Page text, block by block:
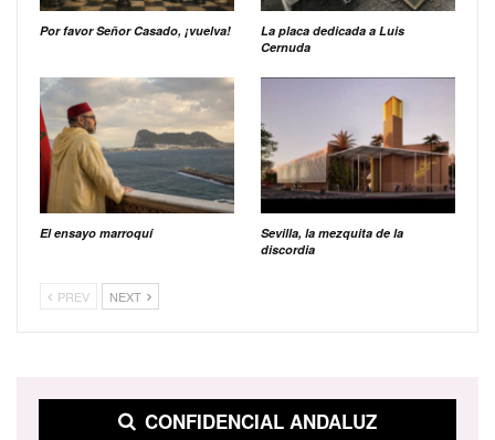
Por favor Señor Casado, ¡vuelva!
La placa dedicada a Luis
Cernuda
El ensayo marroquí
Sevilla, la mezquita de la
discordia
PREV NEXT
CONFIDENCIAL ANDALUZ